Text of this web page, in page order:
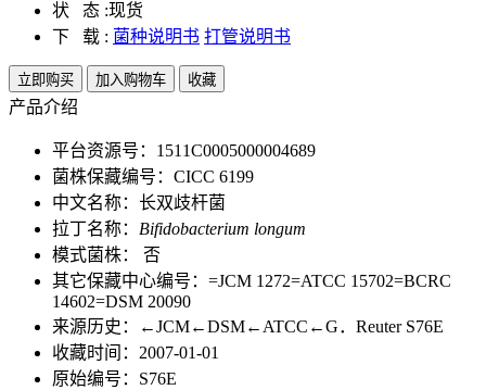
状 态 :现货
下 载 : 菌种说明书 打管说明书
立即购买 加入购物车 收藏
产品介绍
平台资源号：1511C0005000004689
菌株保藏编号：CICC 6199
中文名称：长双歧杆菌
拉丁名称： Bifidobacterium longum
模式菌株： 否
其它保藏中心编号：=JCM 1272=ATCC 15702=BCRC
14602=DSM 20090
来源历史：←JCM←DSM←ATCC←G．Reuter S76E
收藏时间：2007-01-01
原始编号：S76E